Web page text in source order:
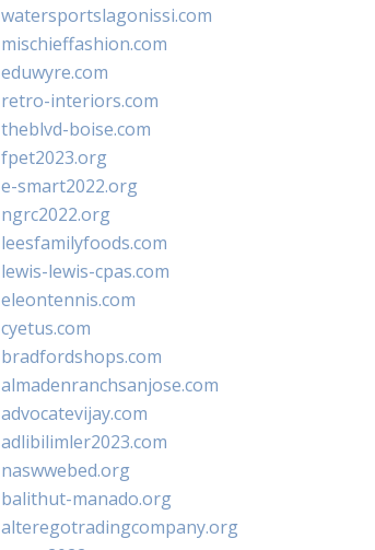
watersportslagonissi.com
mischieffashion.com
eduwyre.com
retro-interiors.com
theblvd-boise.com
fpet2023.org
e-smart2022.org
ngrc2022.org
leesfamilyfoods.com
lewis-lewis-cpas.com
eleontennis.com
cyetus.com
bradfordshops.com
almadenranchsanjose.com
advocatevijay.com
adlibilimler2023.com
naswwebed.org
balithut-manado.org
alteregotradingcompany.org